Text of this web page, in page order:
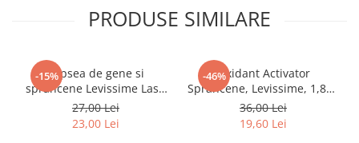
PRODUSE SIMILARE
-15%Vopsea de gene si
sprancene Levissime Lash
Color 7-7 Maro Deschis
15ml
27,00 Lei
23,00 Lei
-46%Oxidant Activator
Sprancene, Levissime, 1,8%,
90 ml
36,00 Lei
19,60 Lei